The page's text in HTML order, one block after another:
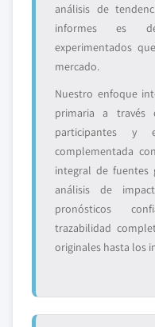
análisis de
informes es
experimentados
mercado.
Nuestro enfoque
primaria a través
participantes y
complementada
integral de fuentes
análisis de
pronósticos
trazabilidad
originales hasta los